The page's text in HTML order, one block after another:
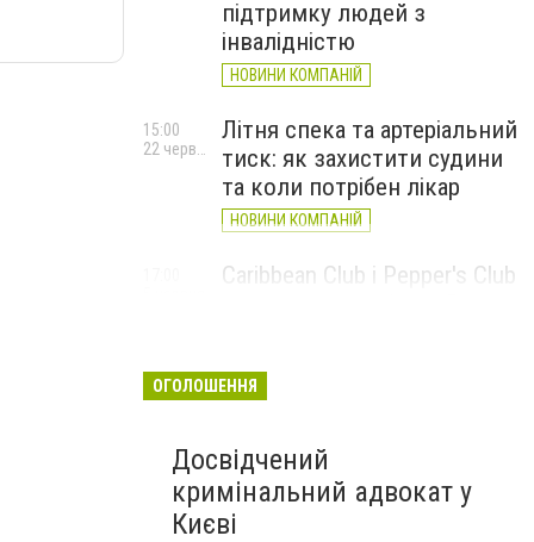
підтримку людей з
інвалідністю
НОВИНИ КОМПАНІЙ
Літня спека та артеріальний
тиск: як захистити судини
та коли потрібен лікар
НОВИНИ КОМПАНІЙ
15:00
Caribbean Club і Pepper's Club
НОВИНИ КОМПАНІЙ
ОГОЛОШЕННЯ
Досвідчений
кримінальний адвокат у
Києві